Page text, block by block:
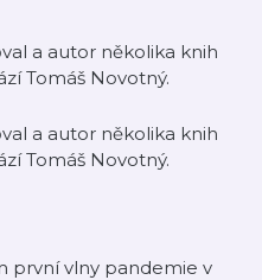
a autor několika knih
Tomáš Novotný.
a autor několika knih
Tomáš Novotný.
první vlny pandemie v